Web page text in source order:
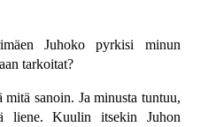
Juhoko pyrkisi minun
tarkoitat?
sanoin. Ja minusta tuntuu,
liene. Kuulin itsekin Juhon